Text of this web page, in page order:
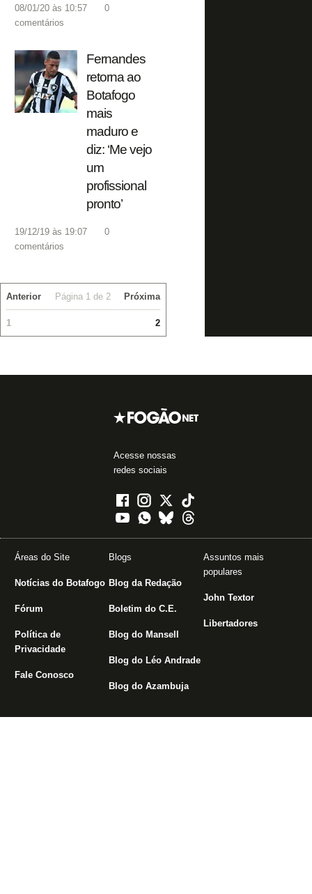
08/01/20 às 10:57
0
comentários
Fernandes
retorna ao
Botafogo
mais
maduro e
diz: ‘Me vejo
um
profissional
pronto’
19/12/19 às 19:07
0
comentários
Anterior Página 1 de 2 Próxima
1 2
Acesse nossas
redes sociais
Áreas do Site
Notícias do Botafogo
Fórum
Política de
Privacidade
Fale Conosco
Blogs
Blog da Redação
Boletim do C.E.
Blog do Mansell
Blog do Léo Andrade
Blog do Azambuja
Assuntos mais
populares
John Textor
Libertadores